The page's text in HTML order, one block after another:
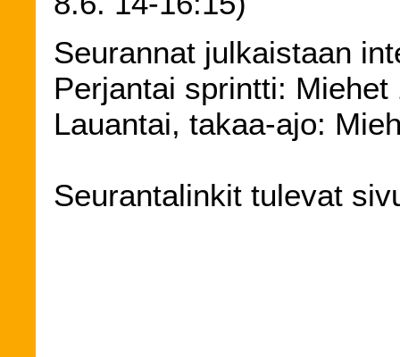
Seurannat julkaistaan
Perjantai sprintti:
Lauantai, takaa-ajo:
Seurantalinkit tulevat